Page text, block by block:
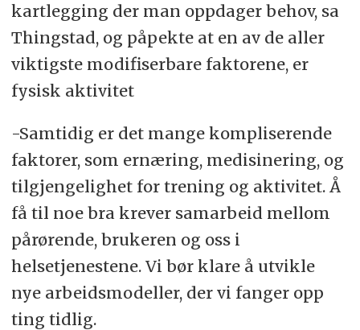
kartlegging der man oppdager behov, sa
Thingstad, og påpekte at en av de aller
viktigste modifiserbare faktorene, er
fysisk aktivitet
-Samtidig er det mange kompliserende
faktorer, som ernæring, medisinering, og
tilgjengelighet for trening og aktivitet. Å
få til noe bra krever samarbeid mellom
pårørende, brukeren og oss i
helsetjenestene. Vi bør klare å utvikle
nye arbeidsmodeller, der vi fanger opp
ting tidlig.